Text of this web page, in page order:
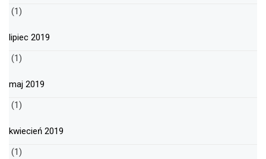
(1)
lipiec 2019
(1)
maj 2019
(1)
kwiecień 2019
(1)